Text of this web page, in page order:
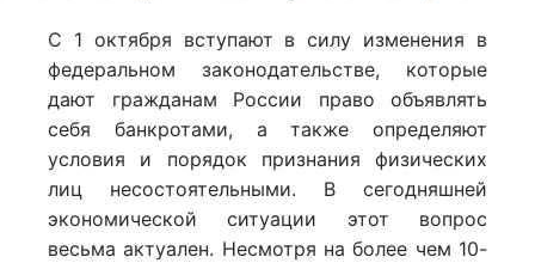
С 1 октября вступают в силу изменения в
федеральном законодательстве, которые
дают гражданам России право объявлять
себя банкротами, а также определяют
условия и порядок признания физических
лиц несостоятельными. В сегодняшней
экономической ситуации этот вопрос
весьма актуален. Несмотря на более чем 10-